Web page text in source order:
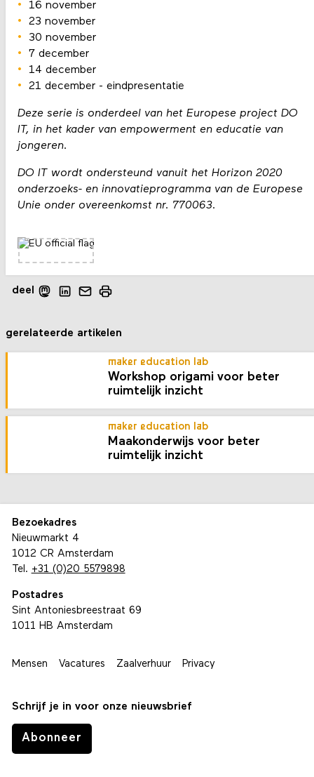
16 november
23 november
30 november
7 december
14 december
21 december - eindpresentatie
Deze serie is onderdeel van het Europese project DO
IT, in het kader van empowerment en educatie van
jongeren.
DO IT wordt ondersteund vanuit het Horizon 2020
onderzoeks- en innovatieprogramma van de Europese
Unie onder overeenkomst nr. 770063.
deel
gerelateerde artikelen
maker education lab
Workshop origami voor beter
ruimtelijk inzicht
maker education lab
Maakonderwijs voor beter
ruimtelijk inzicht
Bezoekadres
Nieuwmarkt 4
1012 CR Amsterdam
Tel. +31 (0)20 5579898
Postadres
Sint Antoniesbreestraat 69
1011 HB Amsterdam
Mensen Vacatures Zaalverhuur Privacy
Schrijf je in voor onze nieuwsbrief
Abonneer